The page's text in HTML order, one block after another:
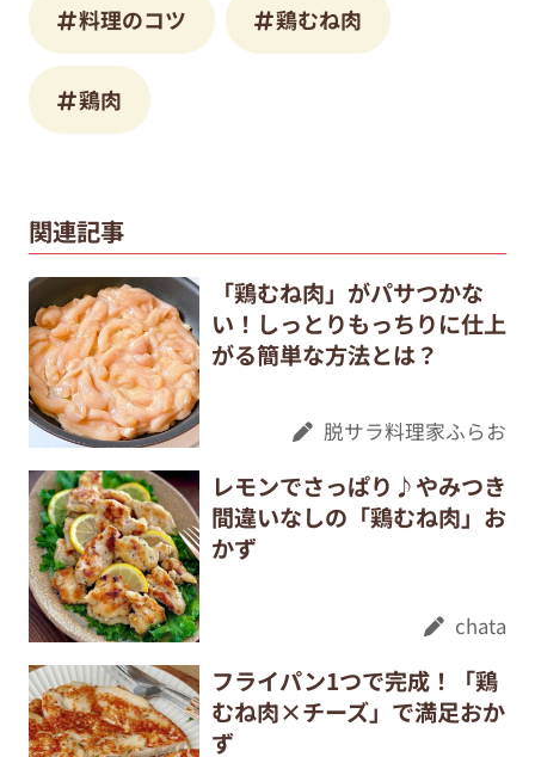
料理のコツ 鶏むね肉
鶏肉
関連記事
「鶏むね肉」がパサつかな
い！しっとりもっちりに仕上
がる簡単な方法とは？
脱サラ料理家ふらお
レモンでさっぱり♪やみつき
間違いなしの「鶏むね肉」お
かず
chata
フライパン1つで完成！「鶏
むね肉×チーズ」で満足おか
ず